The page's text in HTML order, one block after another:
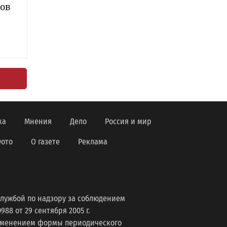
Мнения Дело Россия и мир
О газете Реклама
по надзору за соблюдением
от 29 сентября 2005 г.
формы периодического